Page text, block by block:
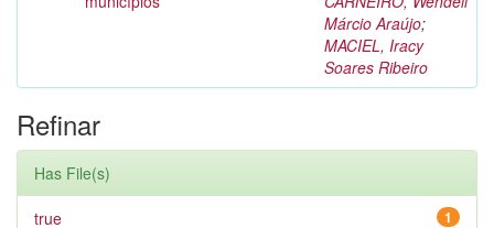
Márcio Araújo;
MACIEL, Iracy
Soares Ribeiro
Refinar
Has File(s)
1
true